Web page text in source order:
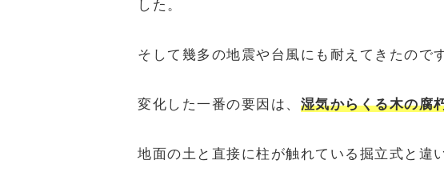
した。
そして幾多の地震や台風にも耐えてきたのです
変化した一番の要因は、 湿気からくる木の腐
地面の土と直接に柱が触れている掘立式と違い